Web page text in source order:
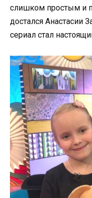
слишком простым и
достался Анастасии
сериал стал